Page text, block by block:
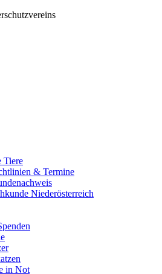
Tiere
& Termine
Niederösterreich
in Not